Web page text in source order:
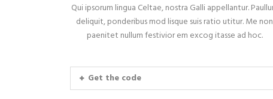
Qui ipsorum lingua Celtae, nostra Galli appellantur.
deliquit, ponderibus mod lisque suis ratio utitur. Me non
paenitet nullum festivior em excog itasse ad hoc.
Get the code